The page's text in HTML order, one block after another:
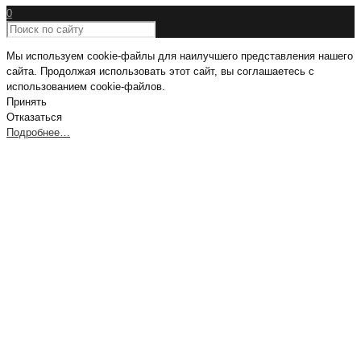
0
Мы используем cookie-файлы для наилучшего представления нашего
сайта. Продолжая использовать этот сайт, вы соглашаетесь с
использованием cookie-файлов.
Принять
Отказаться
Подробнее…